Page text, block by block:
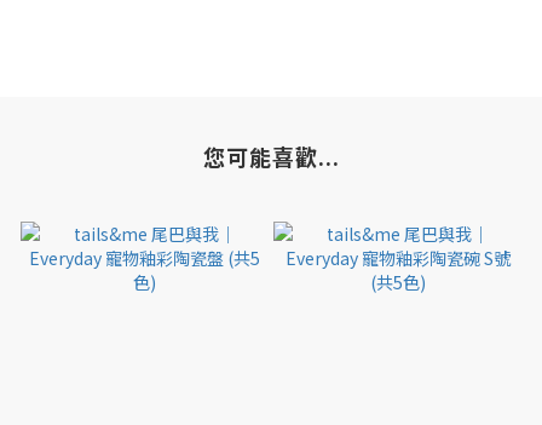
您可能喜歡...